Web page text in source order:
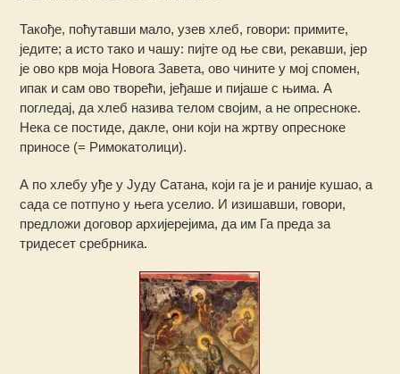
Такође, поћутавши мало, узев хлеб, говори: примите,
једите; а исто тако и чашу: пијте од ње сви, рекавши, јер
је ово крв моја Новога Завета, ово чините у мој спомен,
ипак и сам ово творећи, јеђаше и пијаше с њима. А
погледај, да хлеб назива телом својим, а не опресноке.
Нека се постиде, дакле, они који на жртву опресноке
приносе (= Римокатолици).
А по хлебу уђе у Јуду Сатана, који га је и раније кушао, а
сада се потпуно у њега уселио. И изишавши, говори,
предложи договор архијерејима, да им Га преда за
тридесет сребрника.